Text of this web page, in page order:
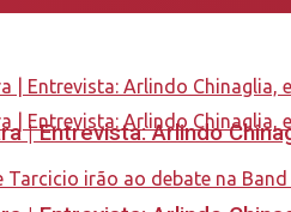
| Entrevista: Arlindo